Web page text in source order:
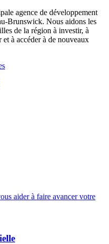
agence de développement
Brunswick. Nous aidons les
de la région à investir, à
à accéder à de nouveaux
aider à faire avancer votre